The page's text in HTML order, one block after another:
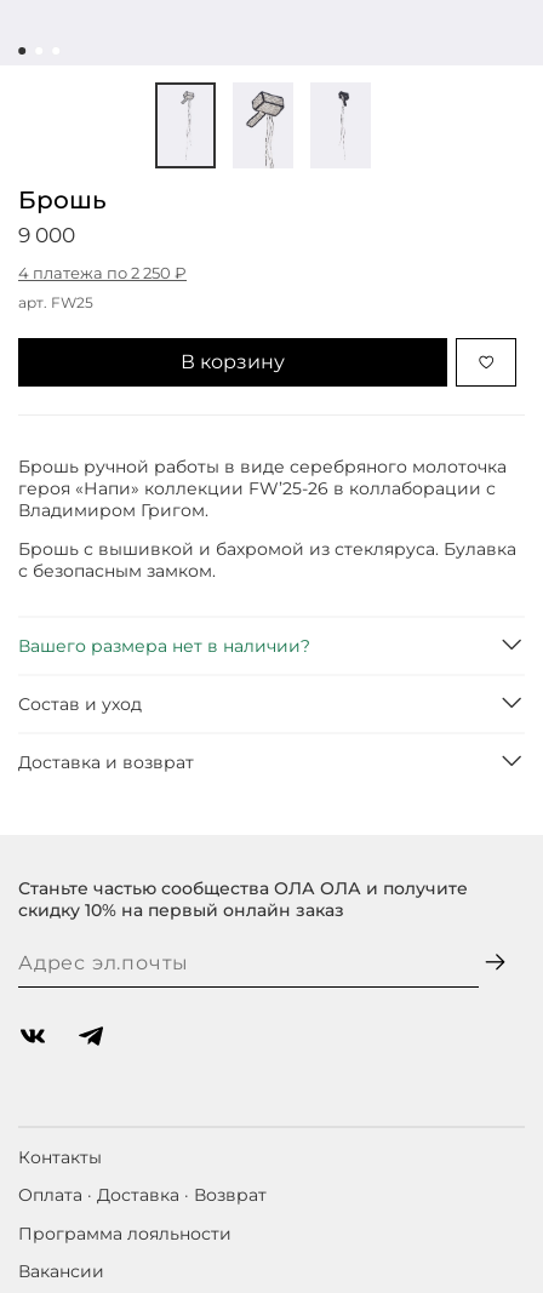
арт. FW25
Брошь
9 000
4 платежа по 2 250 ₽
В корзину
Брошь ручной работы в виде серебряного молоточка
героя «Напи» коллекции FW’25-26 в коллаборации с
Владимиром Григом.
Брошь с вышивкой и бахромой из стекляруса. Булавка
с безопасным замком.
Вашего размера нет в наличии?
Состав и уход
Доставка и возврат
Контакты
Оплата · Доставка · Возврат
Программа лояльности
Вакансии
Станьте частью сообщества ОЛА ОЛА и получите
скидку 10% на первый онлайн заказ